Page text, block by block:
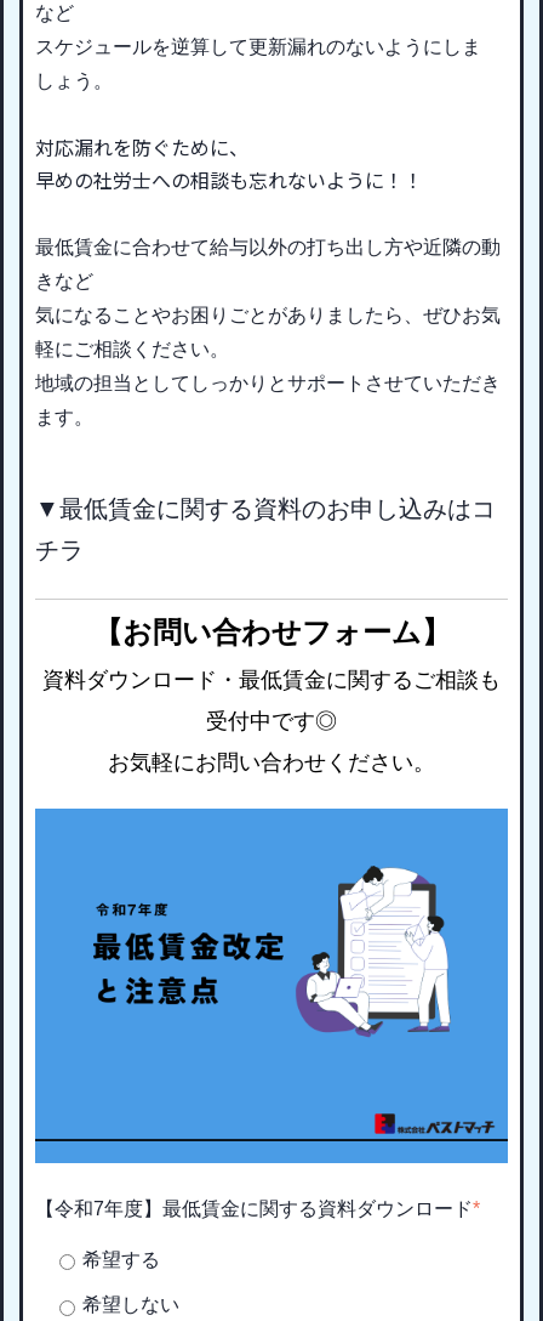
など
スケジュールを逆算して更新漏れのないようにしま
しょう。
対応漏れを防ぐために、
早めの社労士への相談も忘れないように！！
最低賃金に合わせて給与以外の打ち出し方や近隣の動
きなど
気になることやお困りごとがありましたら、ぜひお気
軽にご相談ください。
地域の担当としてしっかりとサポートさせていただき
ます。
▼最低賃金に関する資料のお申し込みはコ
チラ
【お問い合わせフォーム】
資料ダウンロード・最低賃金に関するご相談も
受付中です◎
お気軽にお問い合わせください。
【令和7年度】最低賃金に関する資料ダウンロード*
希望する
希望しない